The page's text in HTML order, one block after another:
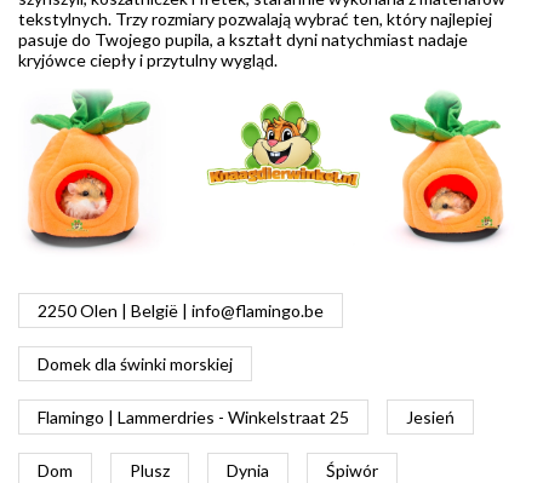
tekstylnych. Trzy rozmiary pozwalają wybrać ten, który najlepiej
pasuje do Twojego pupila, a kształt dyni natychmiast nadaje
kryjówce ciepły i przytulny wygląd.
2250 Olen | België | info@flamingo.be
Domek dla świnki morskiej
Flamingo | Lammerdries - Winkelstraat 25 Jesień
Dom Plusz Dynia Śpiwór